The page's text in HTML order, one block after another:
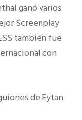
ganó varios
Screenplay
también fue
con
de Eytan